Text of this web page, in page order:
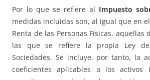
Por lo que se refiere al Impuesto
medidas incluidas son, al igual que en
Renta de las Personas Físicas, aquellas
las que se refiere la propia Ley
Sociedades. Se incluye, por tanto, la
coeficientes aplicables a los activos